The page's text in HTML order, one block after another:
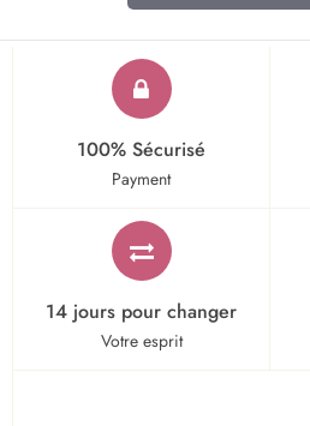
100% Sécurisé
Payment
14 jours pour changer
Votre esprit